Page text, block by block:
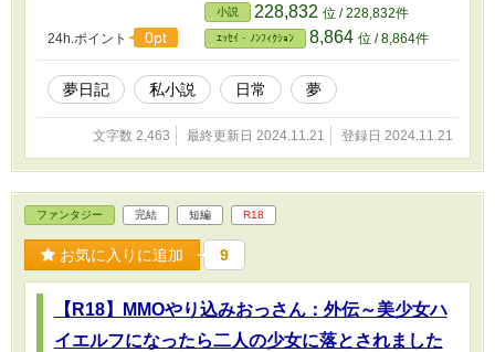
24h.ポイント 0pt
小説 228,832 位 / 228,832件
ｴｯｾｲ・ﾉﾝﾌｨｸｼｮﾝ 8,864 位 / 8,864件
夢日記 私小説 日常 夢
文字数 2,463 最終更新日 2024.11.21 登録日 2024.11.21
ファンタジー 完結 短編 R18
お気に入りに追加 9
【R18】MMOやり込みおっさん：外伝～美少女ハ
イエルフになったら二人の少女に落とされました